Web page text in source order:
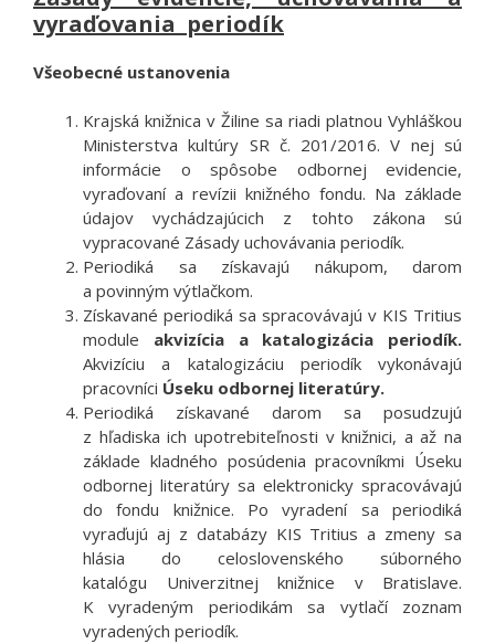
vyraďovania periodík
Všeobecné ustanovenia
Krajská knižnica v Žiline sa riadi platnou Vyhláškou
Ministerstva kultúry SR č. 201/2016. V nej sú
informácie o spôsobe odbornej evidencie,
vyraďovaní a revízii knižného fondu. Na základe
údajov vychádzajúcich z tohto zákona sú
vypracované Zásady uchovávania periodík.
Periodiká sa získavajú nákupom, darom
a povinným výtlačkom.
Získavané periodiká sa spracovávajú v KIS Tritius
module akvizícia a katalogizácia periodík.
Akvizíciu a katalogizáciu periodík vykonávajú
pracovníci Úseku odbornej literatúry.
Periodiká získavané darom sa posudzujú
z hľadiska ich upotrebiteľnosti v knižnici, a až na
základe kladného posúdenia pracovníkmi Úseku
odbornej literatúry sa elektronicky spracovávajú
do fondu knižnice. Po vyradení sa periodiká
vyraďujú aj z databázy KIS Tritius a zmeny sa
hlásia do celoslovenského súborného
katalógu Univerzitnej knižnice v Bratislave.
K vyradeným periodikám sa vytlačí zoznam
vyradených periodík.